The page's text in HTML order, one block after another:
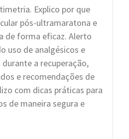
Explico por que
pós-ultramaratona e
de forma eficaz. Alerto
uso de analgésicos e
a recuperação,
e recomendações de
com dicas práticas para
de maneira segura e